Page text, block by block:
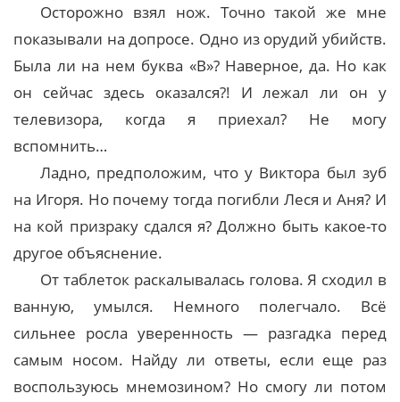
Осторожно взял нож. Точно такой же мне
показывали на допросе. Одно из орудий убийств.
Была ли на нем буква «В»? Наверное, да. Но как
он сейчас здесь оказался?! И лежал ли он у
телевизора, когда я приехал? Не могу
вспомнить…
Ладно, предположим, что у Виктора был зуб
на Игоря. Но почему тогда погибли Леся и Аня? И
на кой призраку сдался я? Должно быть какое-то
другое объяснение.
От таблеток раскалывалась голова. Я сходил в
ванную, умылся. Немного полегчало. Всё
сильнее росла уверенность — разгадка перед
самым носом. Найду ли ответы, если еще раз
воспользуюсь мнемозином? Но смогу ли потом